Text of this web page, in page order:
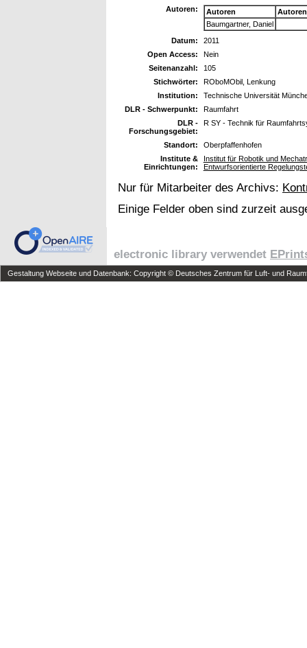
Autoren:
Autoren
Baumgartner, Daniel
Datum:
2011
Open Access:
Nein
Seitenanzahl:
105
Stichwörter:
ROboMObil, Lenkung
Institution:
Technische Universität
DLR - Schwerpunkt:
Raumfahrt
DLR -
Forschungsgebiet:
R SY - Technik für
Standort:
Oberpfaffenhofen
Institute &
Einrichtungen:
Institut für Robotik und
Entwurfsorientierte
Nur für Mitarbeiter des Archivs:
Einige Felder oben sind zurzeit
electronic library verwendet
Gestaltung Webseite und Datenbank: Copyright © Deutsches Zentrum für Luft- und